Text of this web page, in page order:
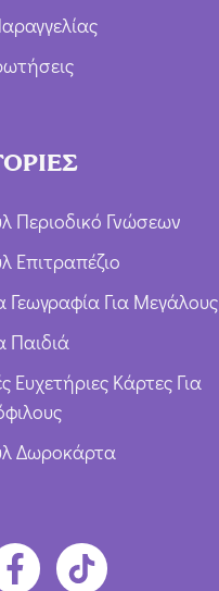
Περιοδικό Γνώσεων
Επιτραπέζιο
Γεωγραφία Για Μεγάλους
Παιδιά
Ευχετήριες Κάρτες Για
Δωροκάρτα